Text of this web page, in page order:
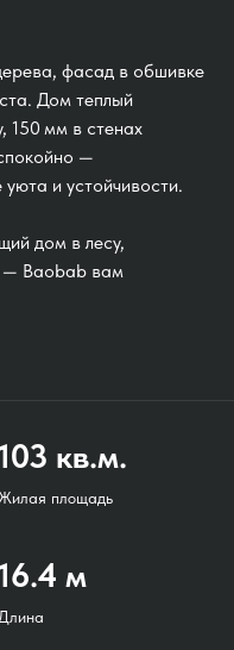
фасад в обшивке
Дом теплый
150 мм в стенах
—
и устойчивости.
дом в лесу,
— Baobab вам
м
Длина
Жилая площадь
кв.м.